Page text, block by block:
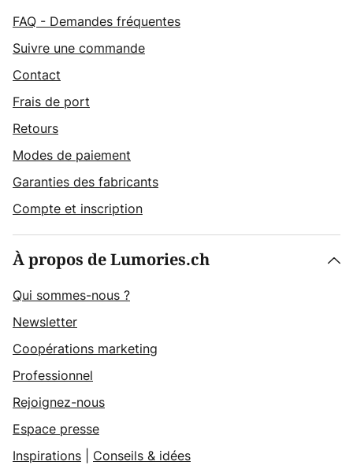
FAQ - Demandes fréquentes
Suivre une commande
Contact
Frais de port
Retours
Modes de paiement
Garanties des fabricants
Compte et inscription
À propos de Lumories.ch
Qui sommes-nous ?
Newsletter
Coopérations marketing
Professionnel
Rejoignez-nous
Espace presse
Inspirations
Conseils & idées